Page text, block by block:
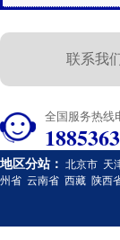
联系我
全国服务热线
地区分站： 北京市 天
州省 云南省 西藏 陕西